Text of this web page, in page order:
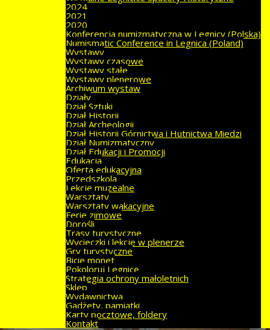
2024
2021
2020
Konferencja numizmatyczna w Legnicy (Polska)
Numismatic Conference in Legnica (Poland)
Wystawy
Wystawy czasowe
Wystawy stałe
Wystawy plenerowe
Archiwum wystaw
Działy
Dział Sztuki
Dział Historii
Dział Archeologii
Dział Historii Górnictwa i Hutnictwa Miedzi
Dział Numizmatyczny
Dział Edukacji i Promocji
Edukacja
Oferta edukacyjna
Przedszkola
Lekcje muzealne
Warsztaty
Warsztaty wakacyjne
Ferie zimowe
Dorośli
Trasy turystyczne
Wycieczki i lekcje w plenerze
Gry turystyczne
Bicie monet
Pokoloruj Legnicę
Strategia ochrony małoletnich
Sklep
Wydawnictwa
Gadżety, pamiątki
Karty pocztowe, foldery
Kontakt